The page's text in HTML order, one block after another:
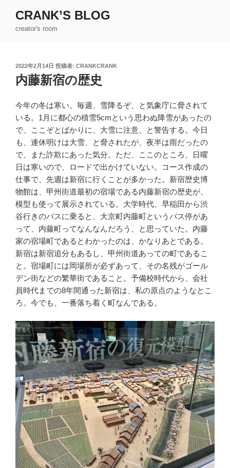
CRANK’S BLOG
creator's room
投
日:
2022年2月14日 投稿者: CRANKCRANK
内藤新宿の歴史
今年の冬は寒い。毎週、雪降るぞ、と気象庁に脅されて
いる。1月に都心の積雪5cmという思わぬ降雪があったの
で、ここぞとばかりに、大雪に注意、と警告する。今日
も、連休明けは大雪、と脅されたが、夜半は雨だったの
で、また詐欺にあった気分。ただ、ここのところ、日曜
日は寒いので、ロードで出かけていない。コース作成の
仕事で、先週は新宿に行くことが多かった。新宿歴史博
物館は、甲州街道最初の宿場である内藤新宿の歴史が、
模型も使って展示されている。大学時代、早稲田から渋
谷行きのバスに乗ると、大京町内藤町というバス停があ
って、内藤町ってなんなんだろう、と思っていた。内藤
家の宿場町であるとわかったのは、かなりあとである。
新宿は新宿追分もあるし、甲州街道あっての町であるこ
と。宿場町には岡場所が必ずあって、その名残がゴール
デン街などの繁華街であること。予備校時代から、会社
員時代までの8年間通った新宿は、私の原点のようなとこ
ろ。今でも、一番落ち着く町なんである。